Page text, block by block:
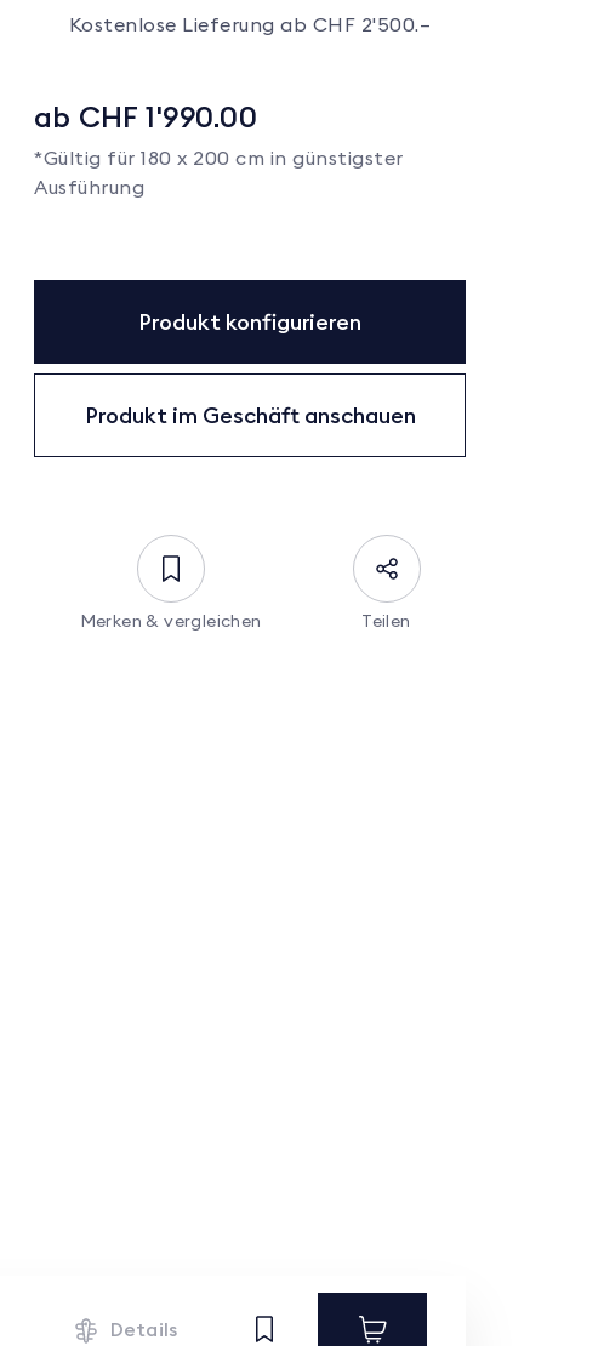
Kostenlose Lieferung ab CHF 2'500.–
ab CHF 1'990.00
*Gültig für 180 x 200 cm in günstigster
Ausführung
Produkt konfigurieren
Produkt im Geschäft anschauen
Merken & vergleichen Teilen
Details